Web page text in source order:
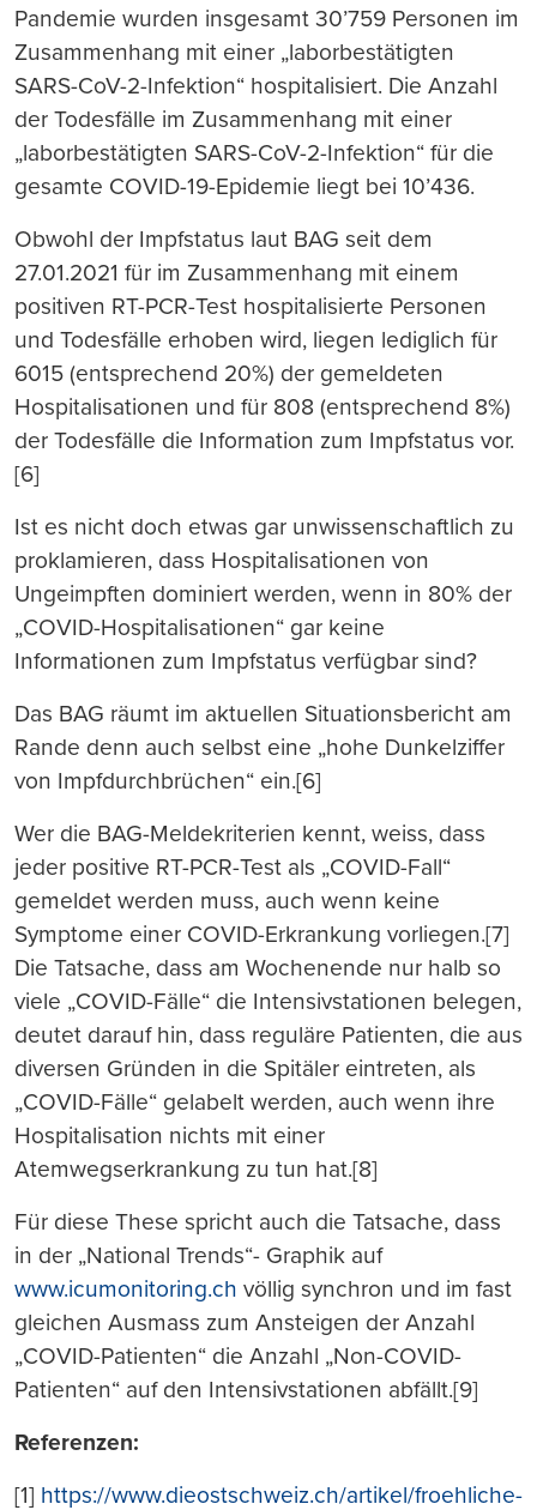
Pandemie wurden insgesamt 30’759 Personen im
Zusammenhang mit einer „laborbestätigten
SARS-CoV-2-Infektion“ hospitalisiert. Die Anzahl
der Todesfälle im Zusammenhang mit einer
„laborbestätigten SARS-CoV-2-Infektion“ für die
gesamte COVID-19-Epidemie liegt bei 10’436.
Obwohl der Impfstatus laut BAG seit dem
27.01.2021 für im Zusammenhang mit einem
positiven RT-PCR-Test hospitalisierte Personen
und Todesfälle erhoben wird, liegen lediglich für
6015 (entsprechend 20%) der gemeldeten
Hospitalisationen und für 808 (entsprechend 8%)
der Todesfälle die Information zum Impfstatus vor.
[6]
Ist es nicht doch etwas gar unwissenschaftlich zu
proklamieren, dass Hospitalisationen von
Ungeimpften dominiert werden, wenn in 80% der
„COVID-Hospitalisationen“ gar keine
Informationen zum Impfstatus verfügbar sind?
Das BAG räumt im aktuellen Situationsbericht am
Rande denn auch selbst eine „hohe Dunkelziffer
von Impfdurchbrüchen“ ein.[6]
Wer die BAG-Meldekriterien kennt, weiss, dass
jeder positive RT-PCR-Test als „COVID-Fall“
gemeldet werden muss, auch wenn keine
Symptome einer COVID-Erkrankung vorliegen.[7]
Die Tatsache, dass am Wochenende nur halb so
viele „COVID-Fälle“ die Intensivstationen belegen,
deutet darauf hin, dass reguläre Patienten, die aus
diversen Gründen in die Spitäler eintreten, als
„COVID-Fälle“ gelabelt werden, auch wenn ihre
Hospitalisation nichts mit einer
Atemwegserkrankung zu tun hat.[8]
Für diese These spricht auch die Tatsache, dass
in der „National Trends“- Graphik auf
www.icumonitoring.ch völlig synchron und im fast
gleichen Ausmass zum Ansteigen der Anzahl
„COVID-Patienten“ die Anzahl „Non-COVID-
Patienten“ auf den Intensivstationen abfällt.[9]
Referenzen:
[1] https://www.dieostschweiz.ch/artikel/froehliche-